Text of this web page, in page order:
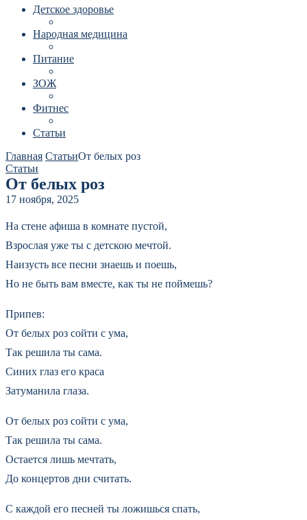
Детское здоровье
Народная медицина
Питание
ЗОЖ
Фитнес
Статьи
Главная СтатьиОт белых роз
Статьи
От белых роз
17 ноября, 2025
На стене афиша в комнате пустой,
Взрослая уже ты с детскою мечтой.
Наизусть все песни знаешь и поешь,
Но не быть вам вместе, как ты не поймешь?
Припев:
От белых роз сойти с ума,
Так решила ты сама.
Синих глаз его краса
Затуманила глаза.
От белых роз сойти с ума,
Так решила ты сама.
Остается лишь мечтать,
До концертов дни считать.
С каждой его песней ты ложишься спать,